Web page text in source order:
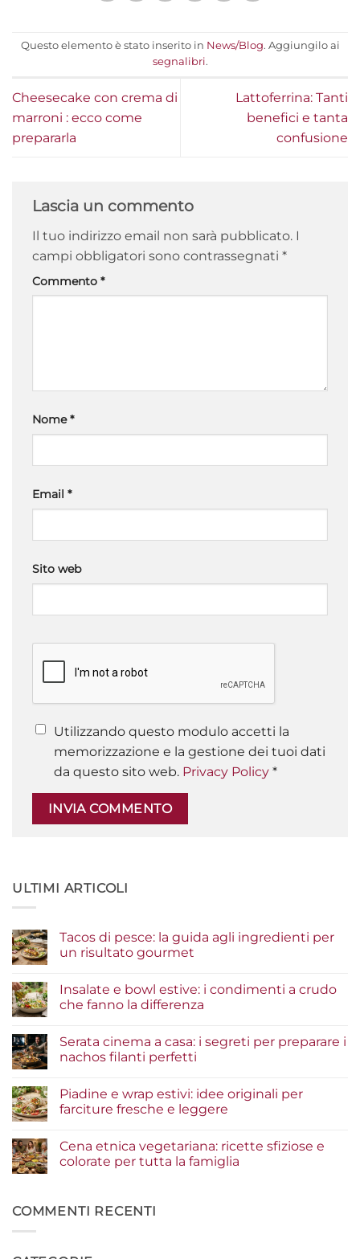
Questo elemento è stato inserito in News/Blog. Aggiungilo ai
segnalibri.
Cheesecake‌ ‌con‌ ‌crema‌ ‌di‌
‌marroni‌ : ecco come
prepararla
Lattoferrina: Tanti
benefici e tanta
confusione
Lascia un commento
Il tuo indirizzo email non sarà pubblicato. I
campi obbligatori sono contrassegnati *
Commento *
Nome*
Email *
Sito web
Utilizzando questo modulo accetti la
memorizzazione e la gestione dei tuoi dati
da questo sito web. Privacy Policy *
ULTIMI ARTICOLI
Tacos di pesce: la guida agli ingredienti per
un risultato gourmet
su
Tacos
di
guida
agli
ingredienti
risultato
gourmet
Insalate e bowl estive: i condimenti a crudo
che fanno la differenza
su
Insalate
e
condimenti
a
fanno
la
differenza
Serata cinema a casa: i segreti per preparare i
nachos filanti perfetti
su
Serata
cinema
i
segreti
per
filanti
perfetti
Piadine e wrap estivi: idee originali per
farciture fresche e leggere
su
Piadine
e
originali
per
Cena etnica vegetariana: ricette sfiziose e
colorate per tutta la famiglia
Cena
etnica
COMMENTI RECENTI